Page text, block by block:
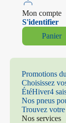
Mon compte
S'identifier
Panier
Promotions
Choisissez
ÉtéHiver4
Nos pneus
Trouvez
Nos services